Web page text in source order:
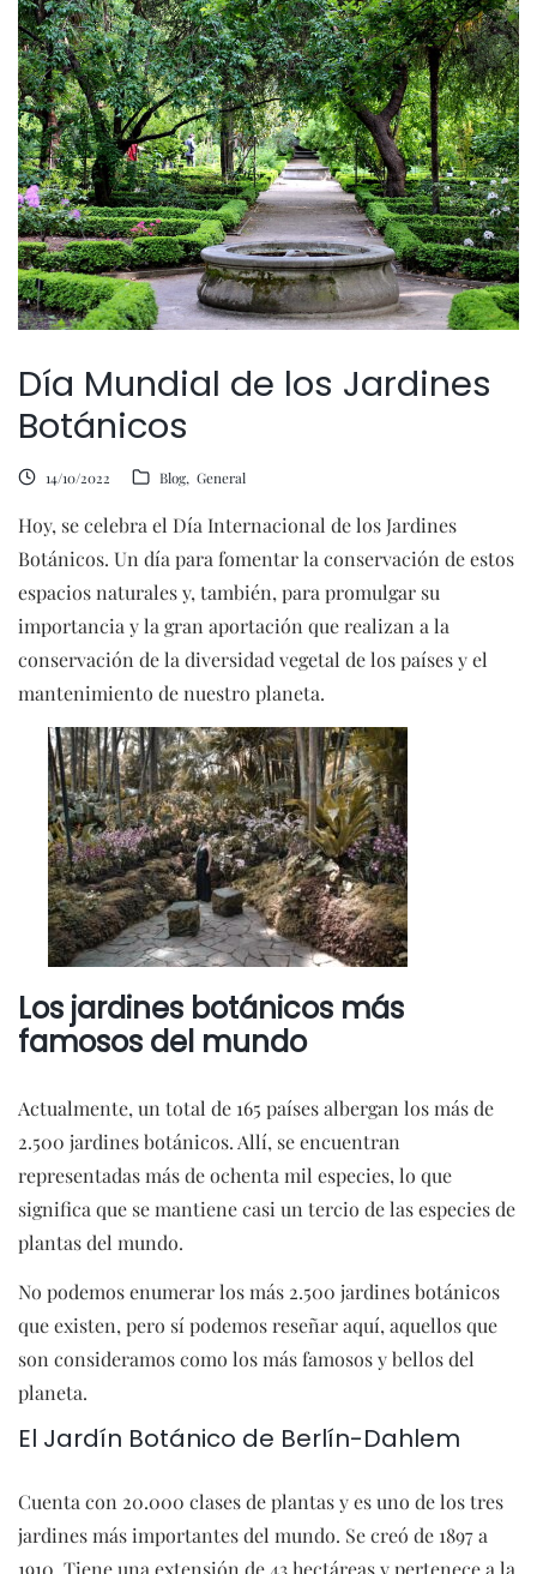
Día Mundial de los Jardines
Botánicos
14/10/2022 Blog General
Hoy, se celebra el Día Internacional de los Jardines
Botánicos. Un día para fomentar la conservación de estos
espacios naturales y, también, para promulgar su
importancia y la gran aportación que realizan a la
conservación de la diversidad vegetal de los países y el
mantenimiento de nuestro planeta.
Los jardines botánicos más
famosos del mundo
Actualmente, un total de 165 países albergan los más de
2.500 jardines botánicos. Allí, se encuentran
representadas más de ochenta mil especies, lo que
significa que se mantiene casi un tercio de las especies de
plantas del mundo.
No podemos enumerar los más 2.500 jardines botánicos
que existen, pero sí podemos reseñar aquí, aquellos que
son consideramos como los más famosos y bellos del
planeta.
El Jardín Botánico de Berlín-Dahlem
Cuenta con 20.000 clases de plantas y es uno de los tres
jardines más importantes del mundo. Se creó de 1897 a
1910. Tiene una extensión de 43 hectáreas y pertenece a la